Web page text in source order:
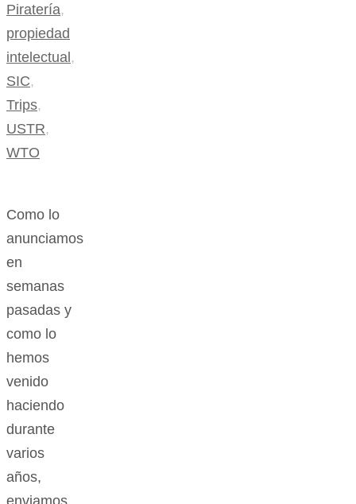
Piratería,
propiedad
intelectual,
SIC,
Trips,
USTR,
WTO
Como lo
anunciamos
en
semanas
pasadas y
como lo
hemos
venido
haciendo
durante
varios
años,
enviamos